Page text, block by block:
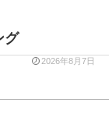
グ
2026年8月7日